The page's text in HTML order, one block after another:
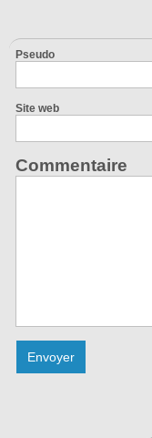
Pseudo
Site web
Commentaire